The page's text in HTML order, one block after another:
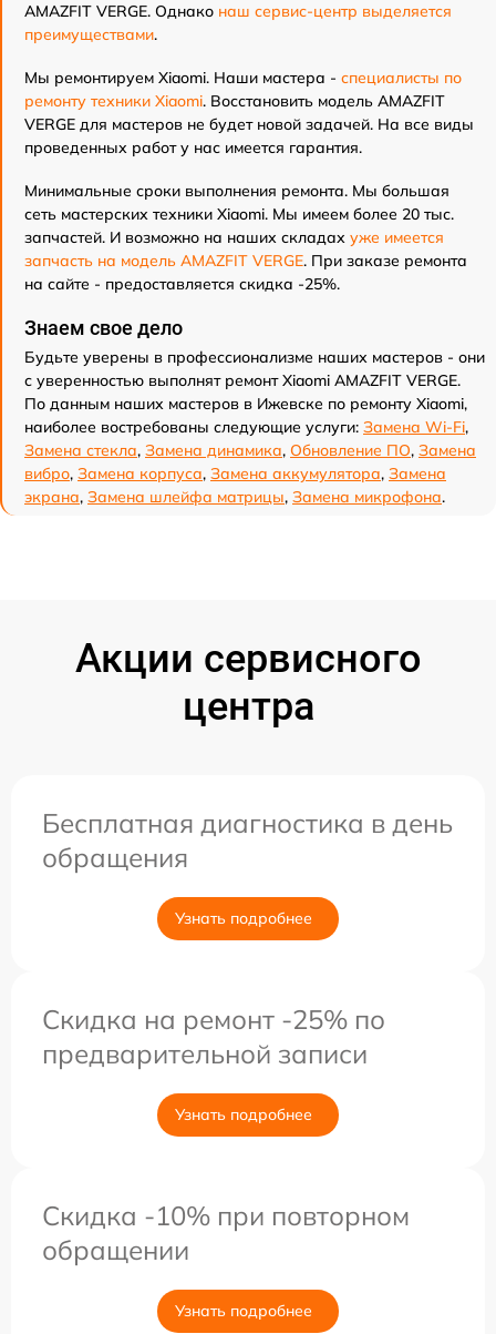
AMAZFIT VERGE. Однако наш сервис-центр выделяется
преимуществами.
Мы ремонтируем Xiaomi. Наши мастера - специалисты по
ремонту техники Xiaomi. Восстановить модель AMAZFIT
VERGE для мастеров не будет новой задачей. На все виды
проведенных работ у нас имеется гарантия.
Минимальные сроки выполнения ремонта. Мы большая
сеть мастерских техники Xiaomi. Мы имеем более 20 тыс.
запчастей. И возможно на наших складах уже имеется
запчасть на модель AMAZFIT VERGE. При заказе ремонта
на сайте - предоставляется скидка -25%.
Знаем свое дело
Будьте уверены в профессионализме наших мастеров - они
с уверенностью выполнят ремонт Xiaomi AMAZFIT VERGE.
По данным наших мастеров в Ижевске по ремонту Xiaomi,
наиболее востребованы следующие услуги: Замена Wi-Fi,
Замена стекла, Замена динамика, Обновление ПО, Замена
вибро, Замена корпуса, Замена аккумулятора, Замена
экрана, Замена шлейфа матрицы, Замена микрофона.
Акции сервисного
центра
Бесплатная диагностика в день
обращения
Узнать подробнее
Скидка на ремонт -25% по
предварительной записи
Узнать подробнее
Скидка -10% при повторном
обращении
Узнать подробнее